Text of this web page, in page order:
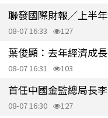
08-07 16:33 127
葉俊顯：去年經濟成
08-07 16:31 103
首任中國金監總局長
08-07 16:30 127